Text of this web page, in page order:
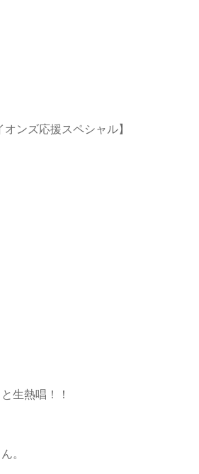
ズ応援スペシャル】
生熱唱！！
。